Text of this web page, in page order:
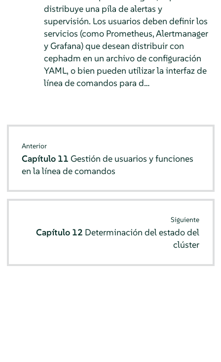
distribuye una pila de alertas y
supervisión. Los usuarios deben definir los
servicios (como Prometheus, Alertmanager
y Grafana) que desean distribuir con
cephadm en un archivo de configuración
YAML, o bien pueden utilizar la interfaz de
línea de comandos para d…
Anterior
Capítulo 11Gestión de usuarios y funciones
en la línea de comandos
Siguiente
Capítulo 12 Determinación del estado del
clúster